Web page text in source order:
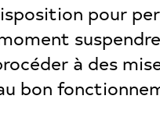
pour
à des
bon